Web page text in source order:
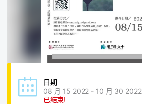
日期
08 月 15 2022 - 10 月 30 2022
已結束!